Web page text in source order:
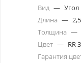
Вид —
Длина —
Толщина —
Цвет — RR
Гарантия